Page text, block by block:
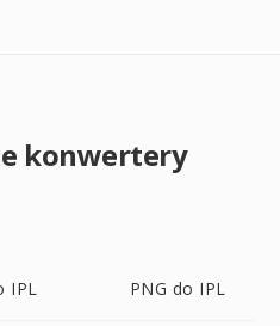
konwertery
IPL PNG do IPL